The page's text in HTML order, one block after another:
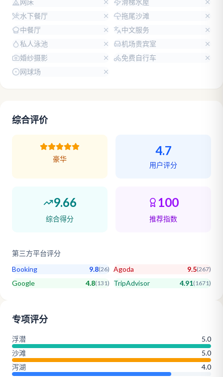
网床
滑梯水屋
水下餐厅
拖尾沙滩
中餐厅
中文服务
私人泳池
机场贵宾室
婚纱摄影
免费自行车
网球场
综合评价
豪华
4.7
用户评分
9.66
综合得分
100
推荐指数
第三方平台评分
Booking 9.8(26) Agoda 9.5(267)
Google 4.8(131) TripAdvisor 4.91(1671)
专项评分
浮潜
5.0
沙滩
5.0
泻湖
4.0